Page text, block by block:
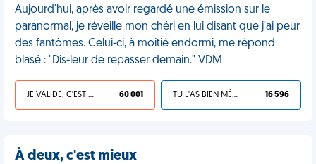
Aujourd'hui, après avoir regardé une émission sur le
paranormal, je réveille mon chéri en lui disant que j'ai peur
des fantômes. Celui-ci, à moitié endormi, me répond
blasé : "Dis-leur de repasser demain." VDM
JE VALIDE, C'EST UNE VDM 60 001 TU L'AS BIEN MÉRITÉ 16 596
À deux, c'est mieux